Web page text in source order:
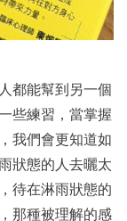
都能幫到另一個
些練習，當掌握
我們會更知道如
狀態的人去曬太
待在淋雨狀態的
那種被理解的感